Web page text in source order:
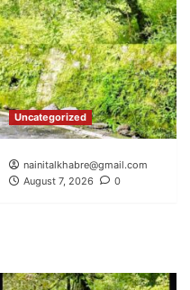
Uncategorized
nainitalkhabre@gmail.com
August 7, 2026
0